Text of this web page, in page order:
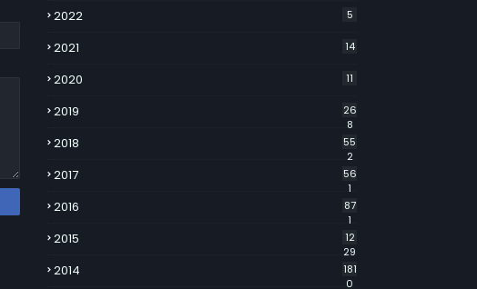
2022 5
2021 14
2020 11
2019
26
8
2018
55
2
2017
56
1
2016
87
1
2015
12
29
2014
181
0